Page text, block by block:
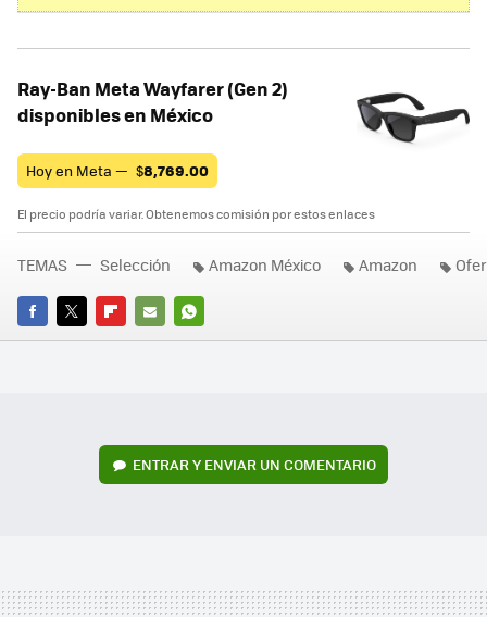
Ray-Ban Meta Wayfarer (Gen 2)
disponibles en México
Hoy en Meta — $8,769.00
El precio podría variar. Obtenemos comisión por estos enlaces
FACEBOOK
TWITTERFLIPBOARD
E-
WHATSAPP
TEMAS Selección Amazon México Amazon
ENTRAR Y ENVIAR UN COMENTARIO